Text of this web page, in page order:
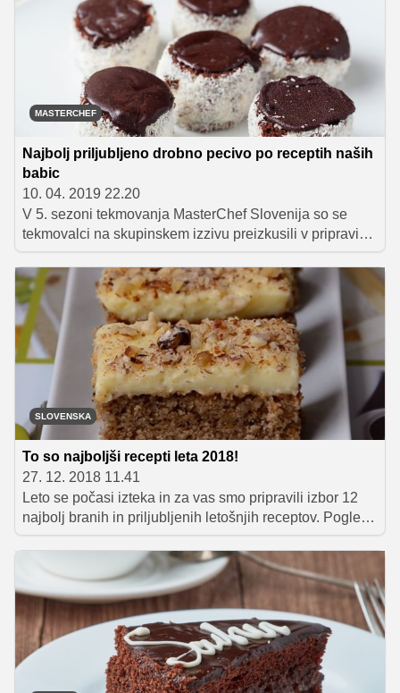
zabavna, je pita, ki jo je ob rojstnem dnevu svoje hčerke
spekla z ljubeznijo, postavljena ob bok čudoviti torti.
Ampak važen je okus, pravijo, in recept smo želeli
preizkusiti tudi mi!
MASTERCHEF
Najbolj priljubljeno drobno pecivo po receptih naših
babic
10. 04. 2019 22.20
V 5. sezoni tekmovanja MasterChef Slovenija so se
tekmovalci na skupinskem izzivu preizkusili v pripravi
drobnega peciva po preverjenih receptih naših babic.
SLOVENSKA
To so najboljši recepti leta 2018!
27. 12. 2018 11.41
Leto se počasi izteka in za vas smo pripravili izbor 12
najbolj branih in priljubljenih letošnjih receptov. Poglejte
si, kaj vas je v letu 2018 najbolj navdušilo!